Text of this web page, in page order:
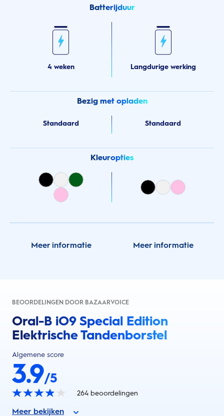
Batterijduur
4 weken Langdurige werking
Bezig met opladen
Standaard Standaard
Kleuropties
Meer informatie Meer informatie
BEOORDELINGEN DOOR BAZAARVOICE
Oral-B iO9 Special Edition
Elektrische Tandenborstel
Algemene score
3.9/5
264 beoordelingen
Meer bekijken